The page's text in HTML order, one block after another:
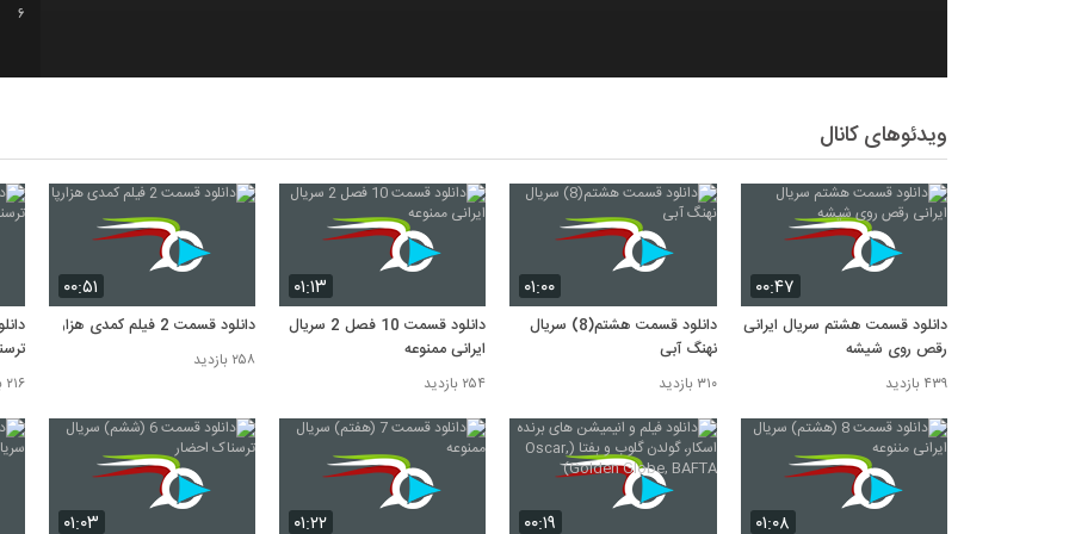
6
7
9
10
ویدئوهای کانال
۰۰:۴۷
دانلود قسمت هشتم سریال ایرانی
رقص روی شیشه
۴۳۹ بازدید
۰۱:۰۰
دانلود قسمت هشتم(8) سریال
نهنگ آبی
۳۱۰ بازدید
۰۱:۱۳
دانلود قسمت 10 فصل 2 سریال
ایرانی ممنوعه
۲۵۴ بازدید
۰۰:۵۱
دانلود قسمت 2 فیلم کمدی هزارپا
۲۵۸ بازدید
۲۱۶ بازدید
۰۱:۰۸ ۰۰:۱۹ ۰۱:۲۲ ۰۱:۰۳